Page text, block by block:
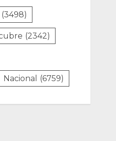
(3498)
(2342)
Nacional (6759)